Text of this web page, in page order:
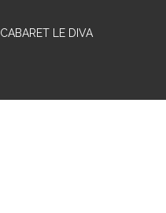
CABARET LE DIVA